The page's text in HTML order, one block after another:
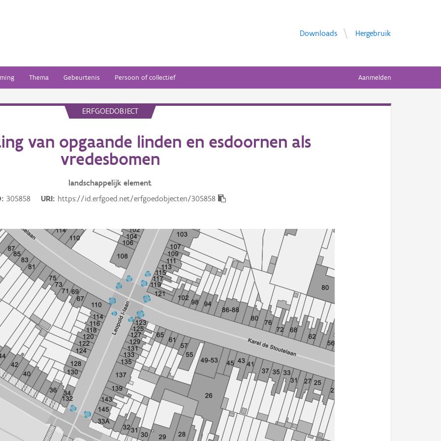
Downloads Hergebruik
Thema Gebeurtenis Persoon of collectief Aanmelden
ERFGOEDOBJECT
van opgaande linden en esdoornen als
vredesbomen
landschappelijk element
305858 URI https://id.erfgoed.net/erfgoedobjecten/305858